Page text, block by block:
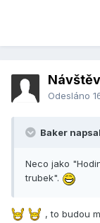
Odesláno
Baker
Neco jako
trubek".
, to budou